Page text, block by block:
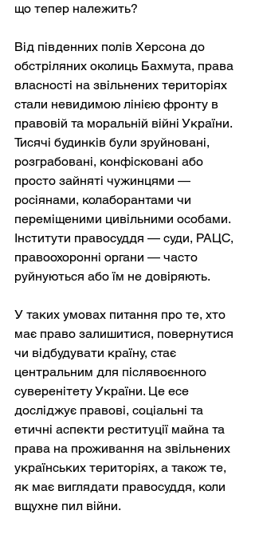
що тепер належить?
Від південних полів Херсона до
обстріляних околиць Бахмута, права
власності на звільнених територіях
стали невидимою лінією фронту в
правовій та моральній війні України.
Тисячі будинків були зруйновані,
розграбовані, конфісковані або
просто зайняті чужинцями —
росіянами, колаборантами чи
переміщеними цивільними особами.
Інститути правосуддя — суди, РАЦС,
правоохоронні органи — часто
руйнуються або їм не довіряють.
У таких умовах питання про те, хто
має право залишитися, повернутися
чи відбудувати країну, стає
центральним для післявоєнного
суверенітету України. Це есе
досліджує правові, соціальні та
етичні аспекти реституції майна та
права на проживання на звільнених
українських територіях, а також те,
як має виглядати правосуддя, коли
вщухне пил війни.